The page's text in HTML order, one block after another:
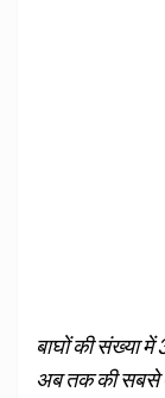
बाघों की संख्‍या में
अब तक की सबसे